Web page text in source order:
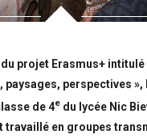
du projet Erasmus+ intitulé
paysages, perspectives »,
de 4e du lycée Nic
travaillé en groupes